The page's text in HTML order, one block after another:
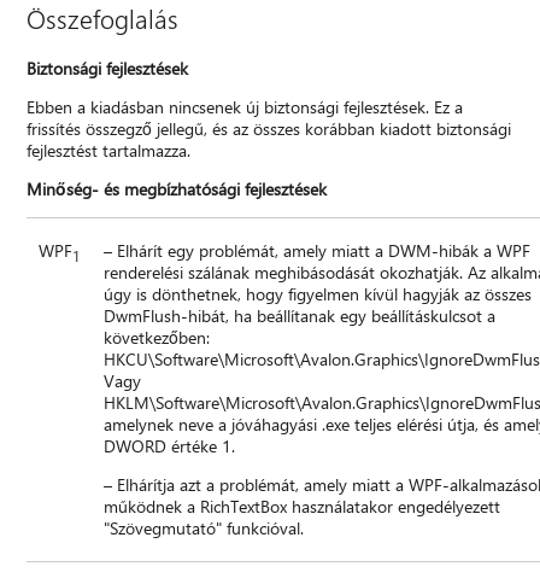
Összefoglalás
Biztonsági fejlesztések
Ebben a kiadásban nincsenek új biztonsági fejlesztések. Ez a
frissítés összegző jellegű, és az összes korábban kiadott biztonsági
fejlesztést tartalmazza.
Minőség- és megbízhatósági fejlesztések
WPF1
– Elhárít egy problémát, amely miatt a DWM-hibák a WPF
renderelési szálának meghibásodását okozhatják. Az
úgy is dönthetnek, hogy figyelmen kívül hagyják az összes
DwmFlush-hibát, ha beállítanak egy beállításkulcsot a
következőben:
Vagy
amelynek neve a jóváhagyási .exe teljes elérési útja, és
DWORD értéke 1.
– Elhárítja azt a problémát, amely miatt a WPF-
működnek a RichTextBox használatakor engedélyezett
"Szövegmutató" funkcióval.